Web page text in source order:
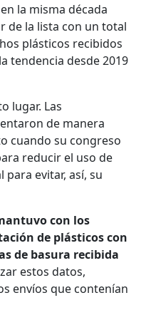
la misma década
de la lista con un total
plásticos recibidos
tendencia desde 2019
lugar. Las
de manera
cuando su congreso
reducir el uso de
para evitar, así, su
con los
de plásticos con
de basura recibida
estos datos,
envíos que contenían